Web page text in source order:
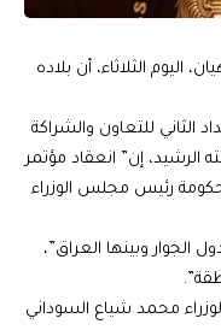
اليوم الثلاثاء، أن بلاده
الثاني للتعاون والشراكة
الرشيد، إن” انعقاد مؤتمر
رئيس مجلس الوزراء
الجوار وبينها العراق”،
محمد شياع السوداني